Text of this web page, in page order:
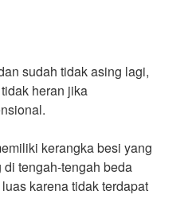
sudah tidak asing lagi,
heran jika
kerangka besi yang
tengah-tengah beda
karena tidak terdapat